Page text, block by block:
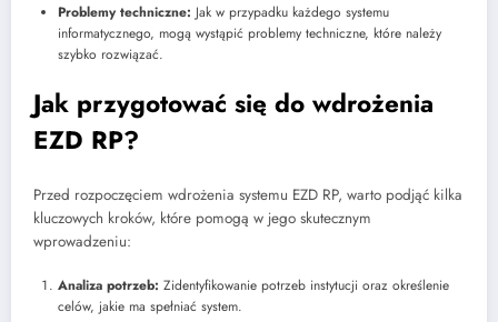
Problemy techniczne: Jak w przypadku każdego systemu
informatycznego, mogą wystąpić problemy techniczne, które należy
szybko rozwiązać.
Jak przygotować się do wdrożenia
EZD RP?
Przed rozpoczęciem wdrożenia systemu EZD RP, warto podjąć kilka
kluczowych kroków, które pomogą w jego skutecznym
wprowadzeniu:
Analiza potrzeb: Zidentyfikowanie potrzeb instytucji oraz określenie
celów, jakie ma spełniać system.